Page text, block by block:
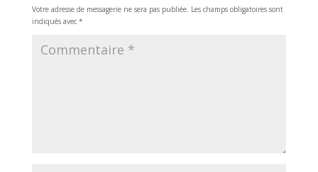
Votre adresse de messagerie ne sera pas publiée. Les champs obligatoires sont
indiqués avec *